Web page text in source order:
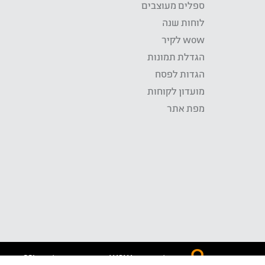
ספלים מעוצבים
לוחות שנה
wow לקיר
הגדלת תמונות
הגדות לפסח
מועדון לקוחות
מפת אתר
התשלום באתר WOW מאובטח בטכנולוגית SSL